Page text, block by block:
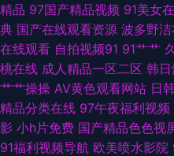
产视频99 久干网五月婷 欧美日韩
四匹 91站色 人人摸人人干 91含羞
福利资源站 国内自拍iav 午夜剧场在
在线伊人98 A片国产 男人的天堂成
精品 97国产精品视频 91美女
典 国产在线观看资源 波多野
在线观看 自拍视频91 91艹艹
桃在线 成人精品一区二区 韩
艹艹操操 AV黄色观看网站 日
精品分类在线 97午夜福利视频
影 小h片免费 国产精品色色视
91福利视频导航 欧美喷水影院